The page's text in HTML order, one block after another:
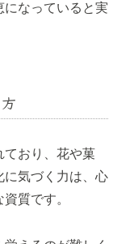
になっていると実
ており、花や菓
に気づく力は、心
質です。